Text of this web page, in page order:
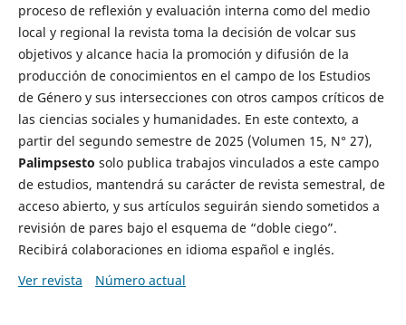
proceso de reflexión y evaluación interna como del medio
local y regional la revista toma la decisión de volcar sus
objetivos y alcance hacia la promoción y difusión de la
producción de conocimientos en el campo de los Estudios
de Género y sus intersecciones con otros campos críticos de
las ciencias sociales y humanidades. En este contexto, a
partir del segundo semestre de 2025 (Volumen 15, N° 27),
Palimpsesto solo publica trabajos vinculados a este campo
de estudios, mantendrá su carácter de revista semestral, de
acceso abierto, y sus artículos seguirán siendo sometidos a
revisión de pares bajo el esquema de “doble ciego”.
Recibirá colaboraciones en idioma español e inglés.
Ver revista
Número actual